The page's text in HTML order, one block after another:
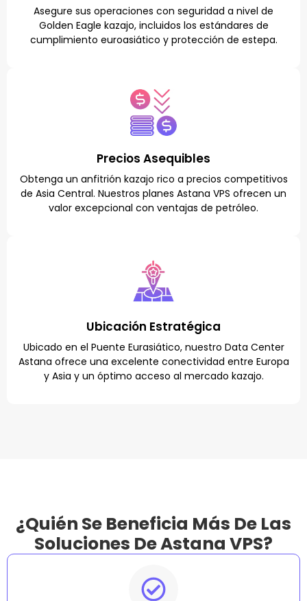
Asegure sus operaciones con seguridad a nivel de
Golden Eagle kazajo, incluidos los estándares de
cumplimiento euroasiático y protección de estepa.
Precios Asequibles
Obtenga un anfitrión kazajo rico a precios competitivos
de Asia Central. Nuestros planes Astana VPS ofrecen un
valor excepcional con ventajas de petróleo.
Ubicación Estratégica
Ubicado en el Puente Eurasiático, nuestro Data Center
Astana ofrece una excelente conectividad entre Europa
y Asia y un óptimo acceso al mercado kazajo.
¿Quién Se Beneficia Más De Las
Soluciones De Astana VPS?